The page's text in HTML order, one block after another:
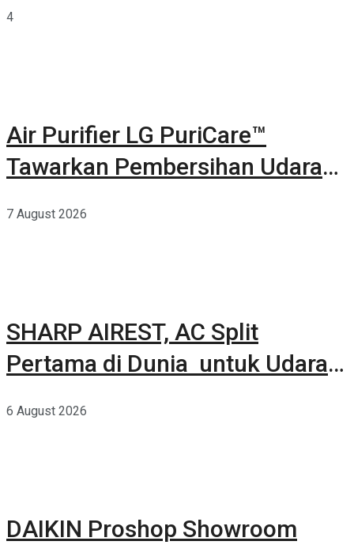
4
Air Purifier LG PuriCare™
Tawarkan Pembersihan Udara
7 August 2026
SHARP AIREST, AC Split
Pertama di Dunia untuk Udara
6 August 2026
DAIKIN Proshop Showroom